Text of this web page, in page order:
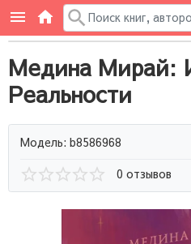
Медина Мирай:
Реальности
Модель: b8586968
0 отзывов